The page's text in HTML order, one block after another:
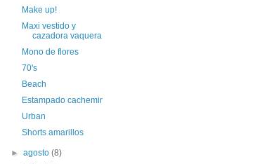
Make up!
Maxi vestido y
cazadora vaquera
Mono de flores
70's
Beach
Estampado cachemir
Urban
Shorts amarillos
►agosto(8)